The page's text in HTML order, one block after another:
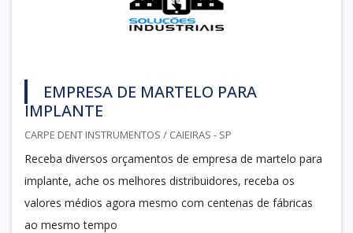
EMPRESA DE MARTELO PARA
IMPLANTE
CARPE DENT INSTRUMENTOS / CAIEIRAS - SP
Receba diversos orçamentos de empresa de martelo para
implante, ache os melhores distribuidores, receba os
valores médios agora mesmo com centenas de fábricas
ao mesmo tempo